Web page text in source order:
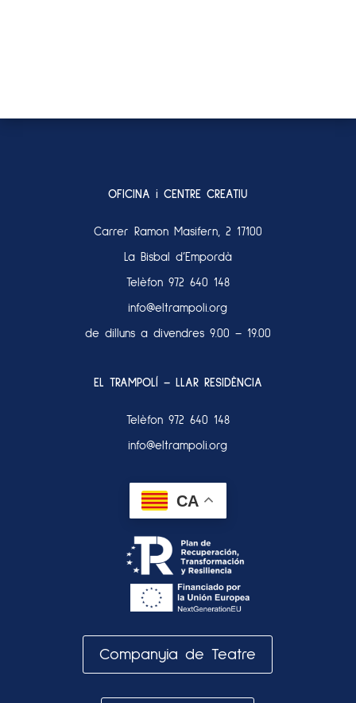
OFICINA i CENTRE CREATIU
Carrer Ramon Masifern, 2 17100
La Bisbal d’Empordà
Telèfon 972 640 148
info@eltrampoli.org
de dilluns a divendres 9.00 – 19.00
EL TRAMPOLÍ – LLAR RESIDÈNCIA
Telèfon 972 640 148
info@eltrampoli.org
CA
Companyia de Teatre